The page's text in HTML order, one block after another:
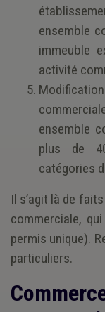
ensemble
immeuble
activité
ensemble
plus de
catégories
Il s’agit là de
commerciale,
permis unique).
particuliers.